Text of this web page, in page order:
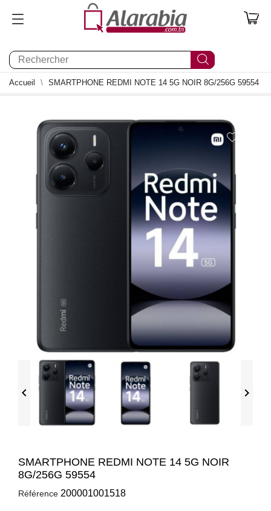
0
Accueil SMARTPHONE REDMI NOTE 14 5G NOIR 8G/256G 59554
 
SMARTPHONE REDMI NOTE 14 5G NOIR
8G/256G 59554
Référence 200001001518